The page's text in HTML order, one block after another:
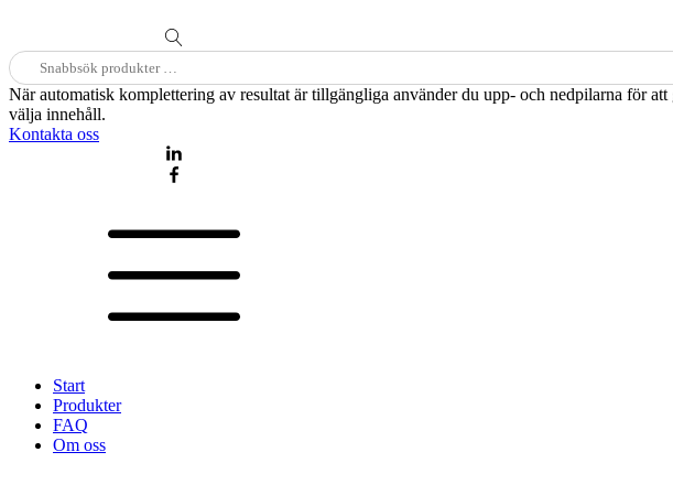
Sök
efter:
När automatisk komplettering av resultat är tillgängliga använder du upp- och nedpilarna för
välja innehåll.
Kontakta oss
Start
Produkter
FAQ
Om oss